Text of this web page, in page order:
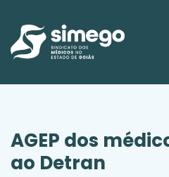
AGEP dos
ao Detran